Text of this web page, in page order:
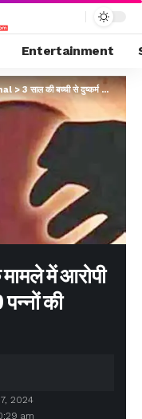
Entertainment
>3 साल की बच्ची से दुष्कर्म के मामले में आरोपी के खिलाफ ने 9 दिन में 470 पन्नों की चार्जशीट दाखिल
में आरोपी
की
am
2024